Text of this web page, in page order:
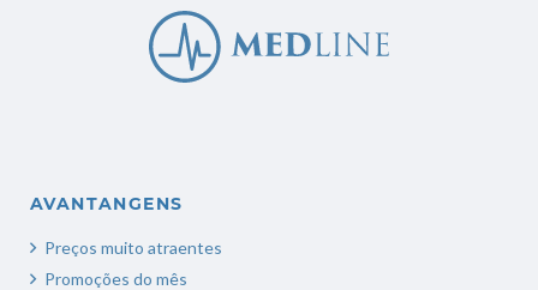
AVANTANGENS
Preços muito atraentes
Promoções do mês